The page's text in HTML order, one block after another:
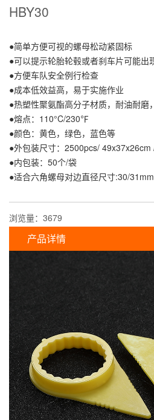
HBY30
●简单方便可视的螺母松动紧固标
●可以提示轮胎轮毂或者刹车片可能出
●方便车队安全例行检查
●成本低效益高，易于实施作业
●热塑性聚氨酯高分子材质，耐油耐磨
●熔点：110°C/230℉
●颜色：黄色，绿色，蓝色等
●外包装尺寸：2500pcs/ 49x37x26cm
●内包装：50个/袋
●适合六角螺母对边直径尺寸:30/
浏览量：3679
产品详情